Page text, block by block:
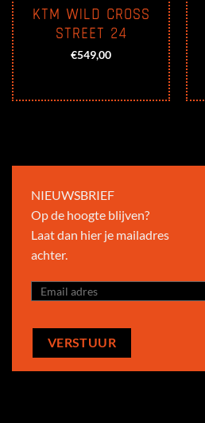
KTM WILD CROSS
STREET 24
€549,00
NIEUWSBRIEF
Op de hoogte blijven?
Laat dan hier je mailadres
achter.